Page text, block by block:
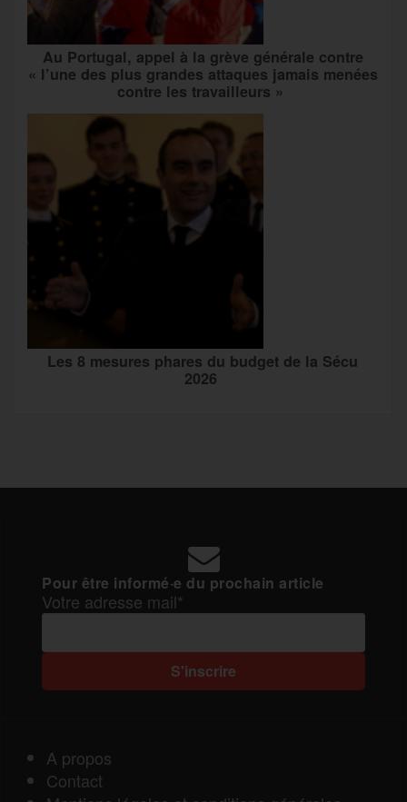
Au Portugal, appel à la grève générale contre
« l’une des plus grandes attaques jamais menées
contre les travailleurs »
Les 8 mesures phares du budget de la Sécu
2026
Pour être informé·e du prochain article
Votre adresse mail*
A propos
Contact